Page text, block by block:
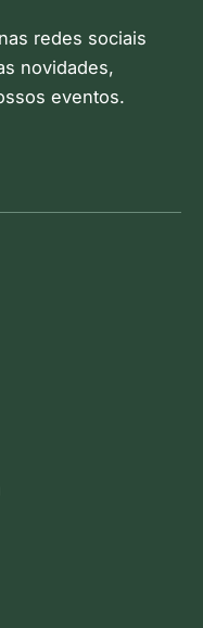
redes sociais
novidades,
eventos.